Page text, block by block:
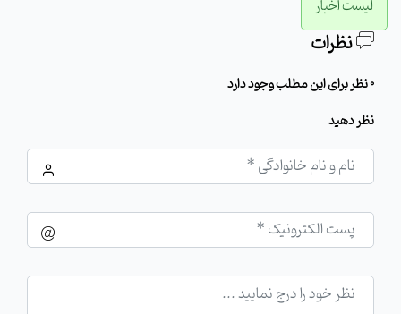
لیست اخبار
نظرات
0 نظر برای این مطلب وجود دارد
نظر دهید